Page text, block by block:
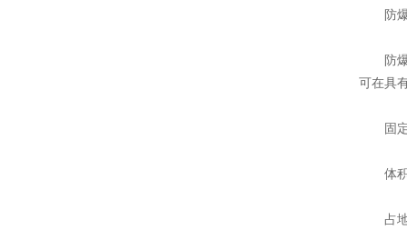
防爆
防爆
可在具
固定
体积
占地